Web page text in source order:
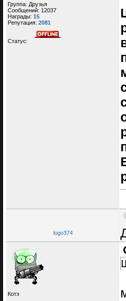
Группа: Друзья
Сообщений: 12037
Награды: 15
Репутация: 2081
Статус:
logo374
Котэ